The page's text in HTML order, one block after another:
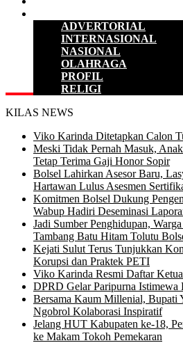
ADVERTORIAL
INTERNASIONAL
NASIONAL
OLAHRAGA
PROFIL
RELIGI
KILAS NEWS
Viko Karinda Ditetapkan Calon
Meski Tidak Pernah Masuk,
Tetap Terima Gaji Honor Sopir
Bolsel Lahirkan Asesor Baru,
Hartawan Lulus Asesmen
Komitmen Bolsel Dukung
Wabup Hadiri Deseminasi
Jadi Sumber Penghidupan,
Tambang Batu Hitam Tolutu
Kejati Sulut Terus Tunjukkan
Korupsi dan Praktek PETI
Viko Karinda Resmi Daftar
DPRD Gelar Paripurna
Bersama Kaum Millenial, Bupati
Ngobrol Kolaborasi Inspiratif
Jelang HUT Kabupaten ke-18,
ke Makam Tokoh Pemekaran